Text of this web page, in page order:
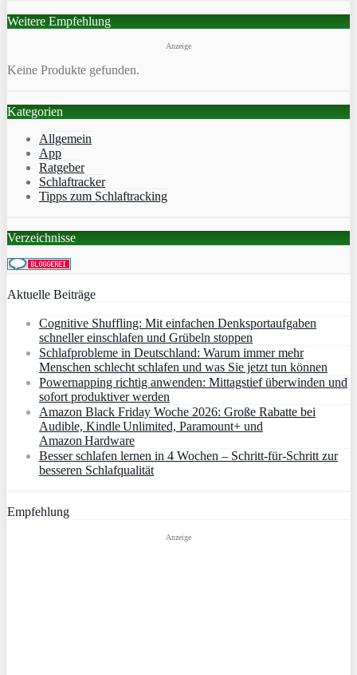
Weitere Empfehlung
Anzeige
Keine Produkte gefunden.
Kategorien
Allgemein
App
Ratgeber
Schlaftracker
Tipps zum Schlaftracking
Verzeichnisse
Aktuelle Beiträge
Cognitive Shuffling: Mit einfachen Denksportaufgaben
schneller einschlafen und Grübeln stoppen
Schlafprobleme in Deutschland: Warum immer mehr
Menschen schlecht schlafen und was Sie jetzt tun können
Powernapping richtig anwenden: Mittagstief überwinden und
sofort produktiver werden
Amazon Black Friday Woche 2026: Große Rabatte bei
Audible, Kindle Unlimited, Paramount+ und
Amazon Hardware
Besser schlafen lernen in 4 Wochen – Schritt‑für‑Schritt zur
besseren Schlafqualität
Empfehlung
Anzeige